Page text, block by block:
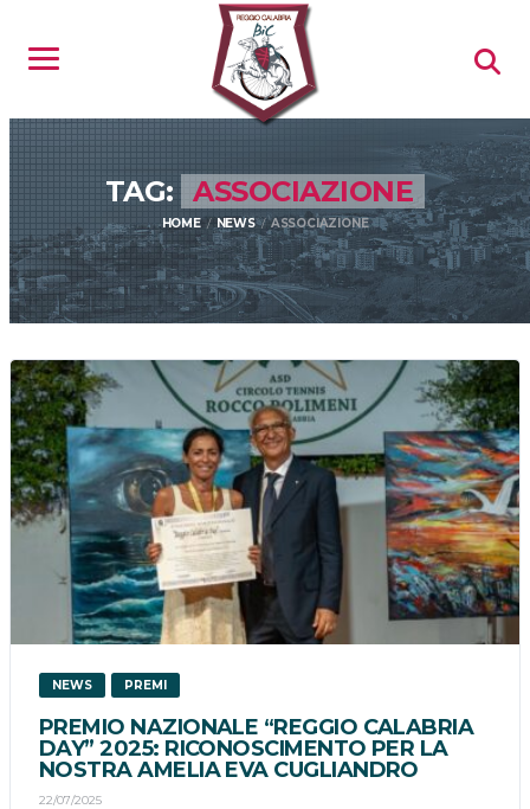
TAG: ASSOCIAZIONE
HOME NEWS ASSOCIAZIONE
NEWS PREMI
PREMIO NAZIONALE “REGGIO CALABRIA
DAY” 2025: RICONOSCIMENTO PER LA
NOSTRA AMELIA EVA CUGLIANDRO
22/07/2025